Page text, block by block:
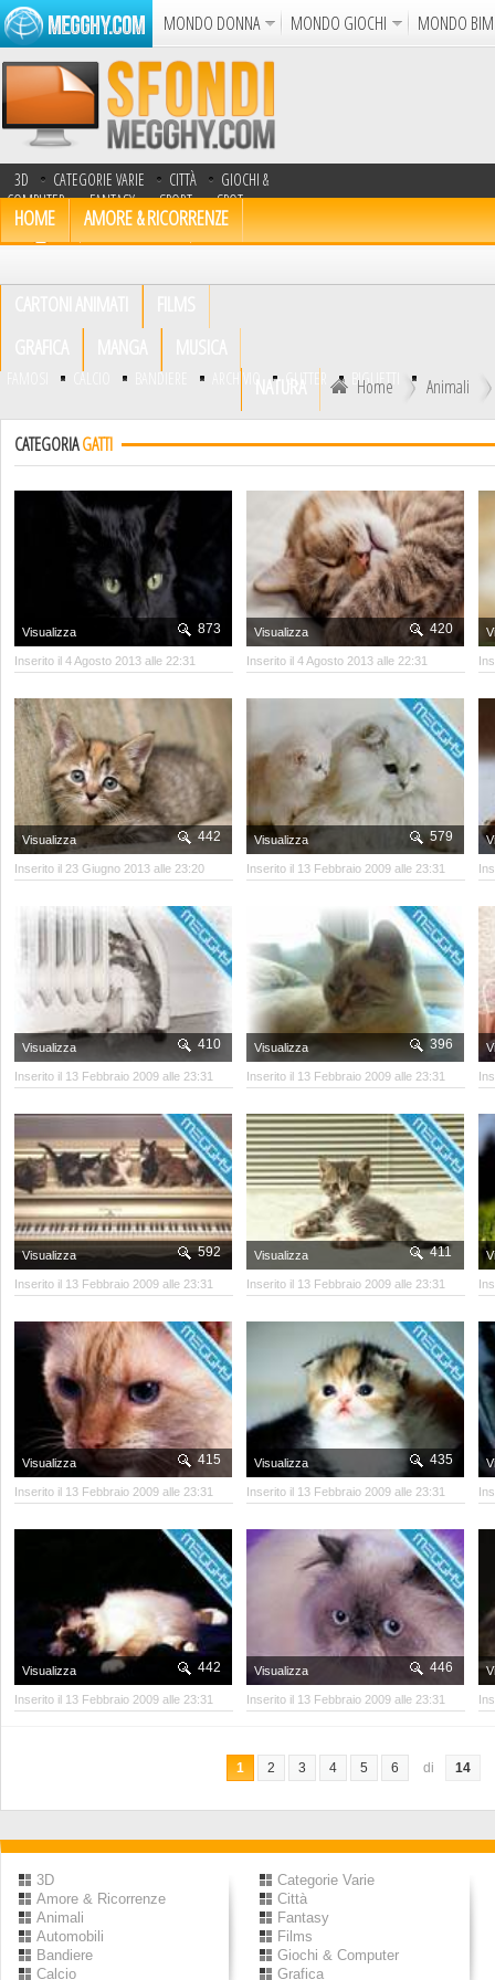
MONDO DONNA MONDO GIOCHI
MONDO
Album
Punto Croce Cucina
Azione Puzzle
Gif
Notizie
3D CATEGORIE VARIE CITTÀ
GIOCHI &
COMPUTER
FANTASY SPORT
SPOT
TV
TRASPORTI UOMINI
CALCIO BANDIERE ARCHIVIO BIGLIETTI
HOME
AMORE & RICORRENZE
NATURA
Home Animali
CATEGORIAGATTI
873
Visualizza
Inserito il 4 Agosto 2013 alle 22:31
420
Visualizza
Inserito il 4 Agosto 2013 alle 22:31
442
Visualizza
Inserito il 23 Giugno 2013 alle 23:20
579
Visualizza
Inserito il 13 Febbraio 2009 alle 23:31
410
Visualizza
Inserito il 13 Febbraio 2009 alle 23:31
396
Visualizza
Inserito il 13 Febbraio 2009 alle 23:31
592
Visualizza
Inserito il 13 Febbraio 2009 alle 23:31
411
Visualizza
Inserito il 13 Febbraio 2009 alle 23:31
415
Visualizza
Inserito il 13 Febbraio 2009 alle 23:31
435
Visualizza
Inserito il 13 Febbraio 2009 alle 23:31
442
Visualizza
Inserito il 13 Febbraio 2009 alle 23:31
446
Visualizza
Inserito il 13 Febbraio 2009 alle 23:31
1 2 3 4 5 6 di 14
3D
Amore & Ricorrenze
Animali
Automobili
Bandiere
Calcio
Categorie Varie
Città
Fantasy
Films
Giochi & Computer
Grafica